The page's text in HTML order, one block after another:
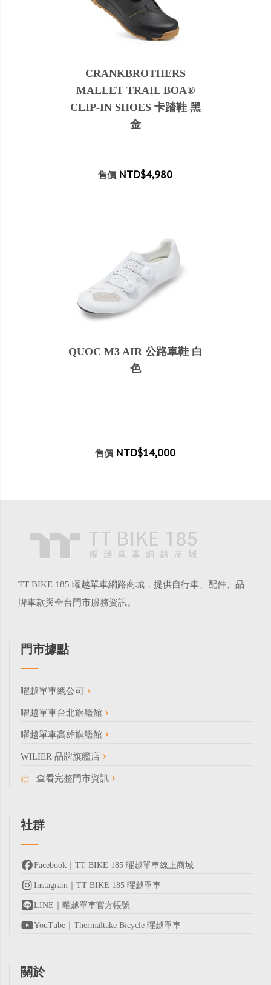
CRANKBROTHERS
MALLET TRAIL BOA®
CLIP-IN SHOES 卡踏鞋 黑
金
售價 NTD$4,980
QUOC M3 AIR 公路車鞋 白
色
售價 NTD$14,000
TT BIKE 185 曜越單車網路商城，提供自行車、配件、品
牌車款與全台門市服務資訊。
門市據點
曜越單車總公司
曜越單車台北旗艦館
曜越單車高雄旗艦館
WILIER 品牌旗艦店
查看完整門市資訊
社群
Facebook｜TT BIKE 185 曜越單車線上商城
Instagram｜TT BIKE 185 曜越單車
LINE｜曜越單車官方帳號
YouTube｜Thermaltake Bicycle 曜越單車
關於